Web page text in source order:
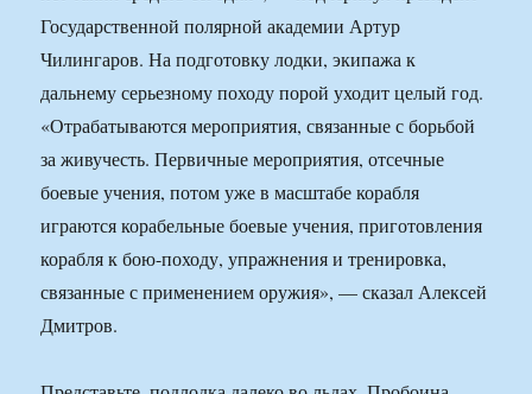
Государственной полярной академии Артур
Чилингаров. На подготовку лодки, экипажа к
дальнему серьезному походу порой уходит целый год.
«Отрабатываются мероприятия, связанные с борьбой
за живучесть. Первичные мероприятия, отсечные
боевые учения, потом уже в масштабе корабля
играются корабельные боевые учения, приготовления
корабля к бою-походу, упражнения и тренировка,
связанные с применением оружия», — сказал Алексей
Дмитров.